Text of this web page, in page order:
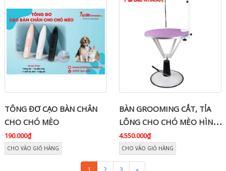
TÔNG ĐƠ CẠO BÀN CHÂN
CHO CHÓ MÈO
190.000₫
CHO VÀO GIỎ HÀNG
BÀN GROOMING CẮT, TỈA
LÔNG CHO CHÓ MÈO HÌNH
TRÒN
4.550.000₫
CHO VÀO GIỎ HÀNG